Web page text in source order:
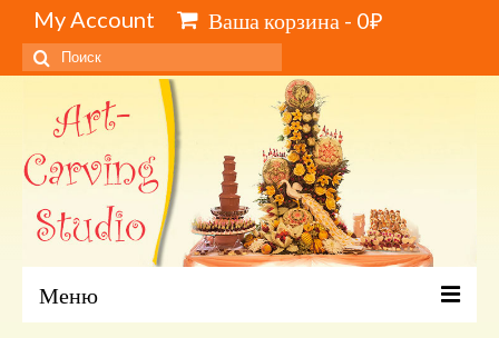
My Account Ваша корзина - 0₽
Искать:
Меню